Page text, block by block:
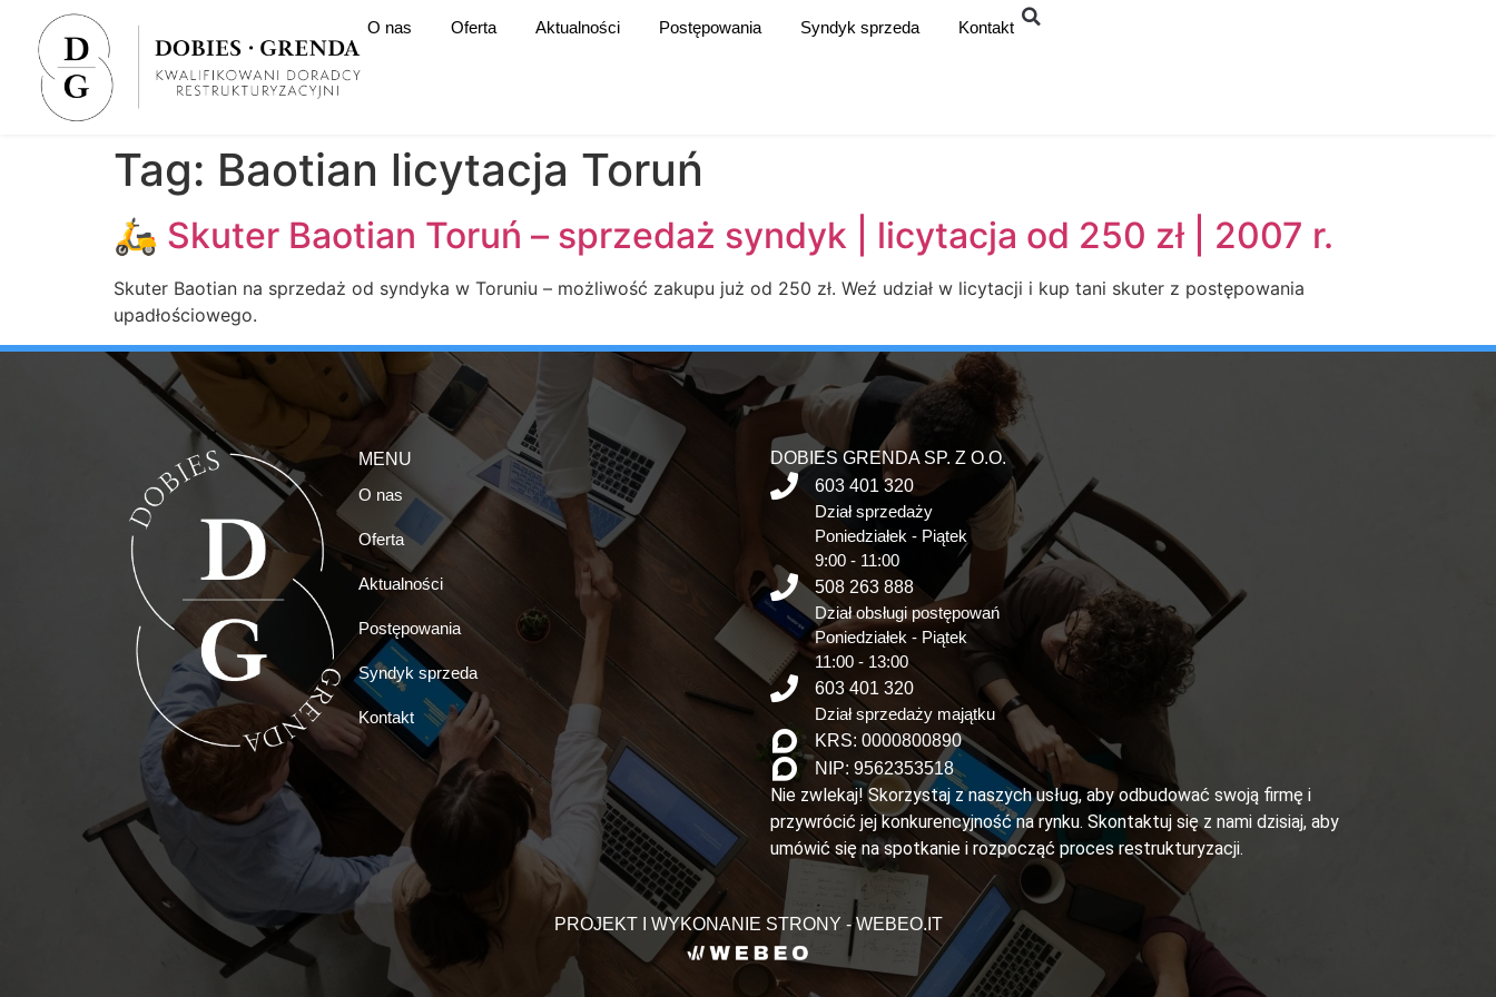
O nas Oferta Aktualności Postępowania Syndyk sprzeda Kontakt
Tag: Baotian licytacja Toruń
🛵 Skuter Baotian Toruń – sprzedaż syndyk | licytacja od 250 zł | 2007 r.
Skuter Baotian na sprzedaż od syndyka w Toruniu – możliwość zakupu już od 250 zł. Weź udział w licytacji i kup tani skuter z postępowania
upadłościowego.
MENU
O nas
Oferta
Aktualności
Postępowania
Syndyk sprzeda
Kontakt
DOBIES GRENDA SP. Z O.O.
603 401 320
Dział sprzedaży
Poniedziałek - Piątek
9:00 - 11:00
508 263 888
Dział obsługi postępowań
Poniedziałek - Piątek
11:00 - 13:00
603 401 320
Dział sprzedaży majątku
KRS: 0000800890
NIP: 9562353518
Nie zwlekaj! Skorzystaj z naszych usług, aby odbudować swoją firmę i
przywrócić jej konkurencyjność na rynku. Skontaktuj się z nami dzisiaj, aby
umówić się na spotkanie i rozpocząć proces restrukturyzacji.
PROJEKT I WYKONANIE STRONY - WEBEO.IT